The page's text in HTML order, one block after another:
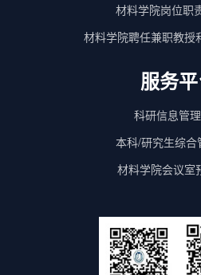
材料学院岗位职
材料学院聘任兼职教授
服务
科研信息管
本科/研究生综合
材料学院会议室